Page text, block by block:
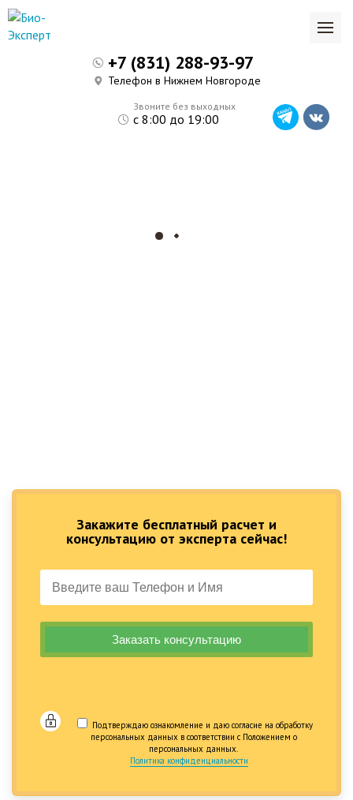
Закажите бесплатный расчет и
консультацию от эксперта сейчас!
Подтверждаю ознакомление и даю согласие на обработку
персональных данных в соответствии с Положением о
персональных данных.
Политика конфиденциальности
Звоните без выходных
с 8:00 до 19:00
+7 (831) 288-93-97
Телефон в Нижнем Новгороде